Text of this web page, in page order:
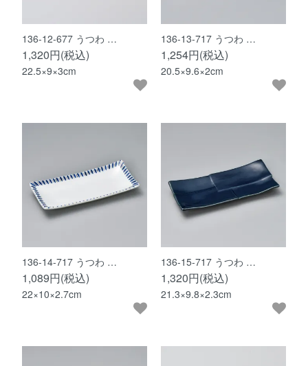
136-12-677 うつわ …
1,320円(税込)
22.5×9×3cm
136-13-717 うつわ …
1,254円(税込)
20.5×9.6×2cm
136-14-717 うつわ …
1,089円(税込)
22×10×2.7cm
136-15-717 うつわ …
1,320円(税込)
21.3×9.8×2.3cm